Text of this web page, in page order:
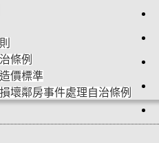
條例
價標準
壞鄰房事件處理自治條例